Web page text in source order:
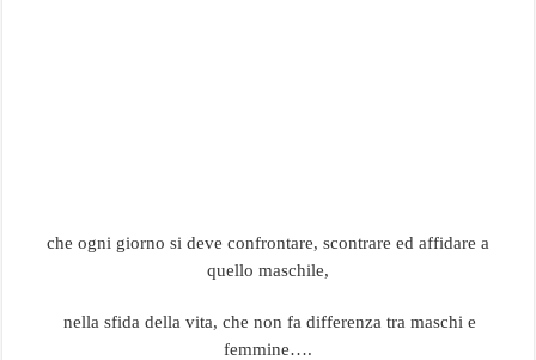
che ogni giorno si deve confrontare, scontrare ed affidare a
quello maschile,
nella sfida della vita, che non fa differenza tra maschi e
femmine….